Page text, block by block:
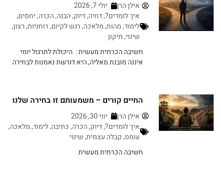
אילן הרן
יולי 7, 2026
איך לומדים?,דחיה,דיוק,הבנה,הכרה,יחסים,
לימוד,מהות,מלאכה,רגש לקיום,רוחניות,רצון,
שינוי,תיקון
חשיבה הכרתית מעשית : היכולת לתרגול יומי
איננה מובנת מאליה, היא דורשת נאמנות לבחירה
החיים קורים – משמעותם זו בחירה שלנו
אילן הרן
יוני 30, 2026
איך לומדים?,דיוק,הכרה,כתיבה,לימוד,מלאכה,
עומס,קבלה עצמית,שינוי
חשיבה הכרתית מעשית